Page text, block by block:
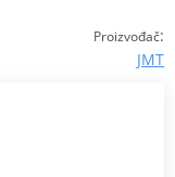
Proizvođač:
JMT